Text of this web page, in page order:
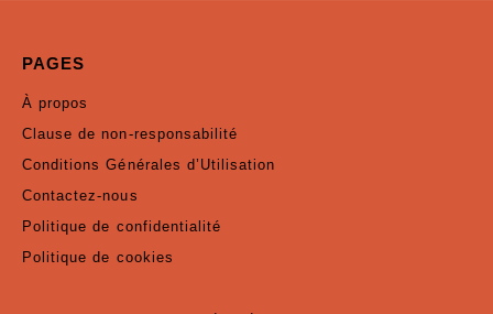
PAGES
À propos
Clause de non-responsabilité
Conditions Générales d’Utilisation
Contactez-nous
Politique de confidentialité
Politique de cookies